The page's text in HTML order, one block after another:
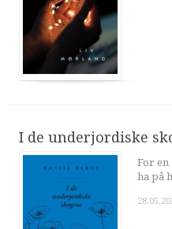
I de underjordiske
For en
ha på